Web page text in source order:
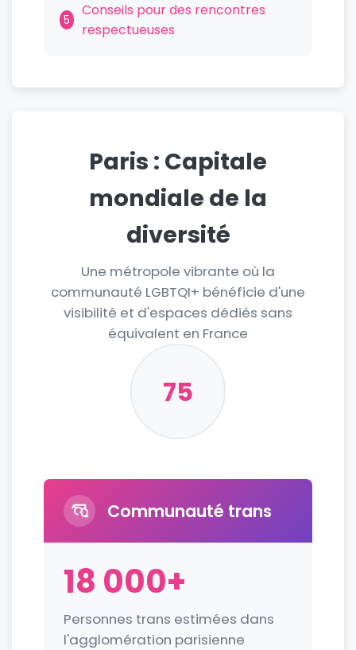
5
Conseils pour des rencontres
respectueuses
Paris : Capitale
mondiale de la
diversité
Une métropole vibrante où la
communauté LGBTQI+ bénéficie d'une
visibilité et d'espaces dédiés sans
équivalent en France
75
Communauté trans
18 000+
Personnes trans estimées dans
l'agglomération parisienne